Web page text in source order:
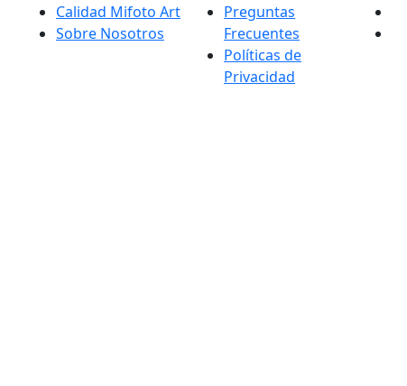
Calidad Mifoto Art
Sobre Nosotros
Preguntas
Frecuentes
Políticas de
Privacidad